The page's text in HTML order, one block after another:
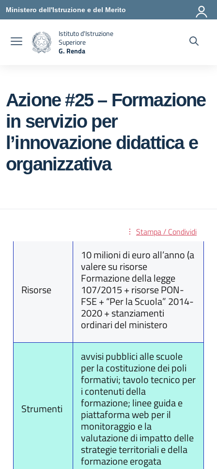
Vai ai contenuti
Vai al menu di navigazione
Vai al footer
Ministero dell'Istruzione e del Merito
Istituto d'Istruzione
Superiore
G. Renda
Azione #25 – Formazione
in servizio per
l’innovazione didattica e
organizzativa
Stampa / Condividi
Risorse
10 milioni di euro all’anno (a
valere su risorse
Formazione della legge
107/2015 + risorse PON-
FSE + “Per la Scuola” 2014-
2020 + stanziamenti
ordinari del ministero
Strumenti
avvisi pubblici alle scuole
per la costituzione dei poli
formativi; tavolo tecnico per
i contenuti della
formazione; linee guida e
piattaforma web per il
monitoraggio e la
valutazione di impatto delle
strategie territoriali e della
formazione erogata